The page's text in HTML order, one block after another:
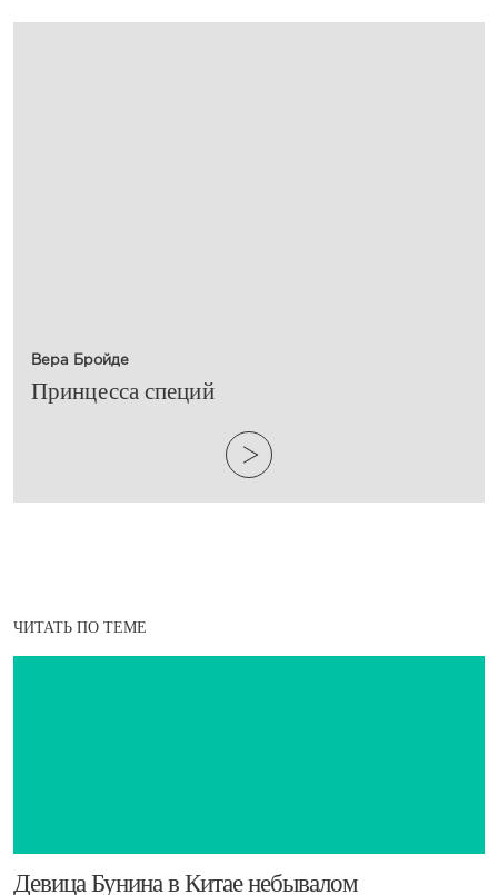
Вера Бройде
​Принцесса специй
ЧИТАТЬ ПО ТЕМЕ
​Девица Бунина в Китае небывалом